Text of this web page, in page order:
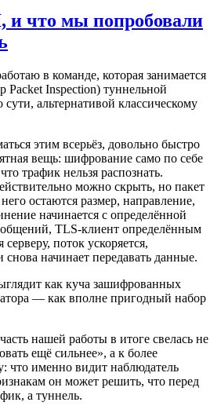
и что мы попробовали
в команде, которая занимается
Packet Inspection) туннельной
альтернативой классическому
этим всерьёз, довольно быстро
вещь: шифрование само по себе
трафик нельзя распознать.
можно скрыть, но пакет
остаются размер, направление,
начинается с определённой
TLS-клиент определённым
серверу, поток ускоряется,
снова начинает передавать данные.
как куча зашифрованных
— как вполне пригодный набор
нашей работы в итоге свелась не
ещё сильнее», а к более
что именно видит наблюдатель
он может решить, что перед
а туннель.